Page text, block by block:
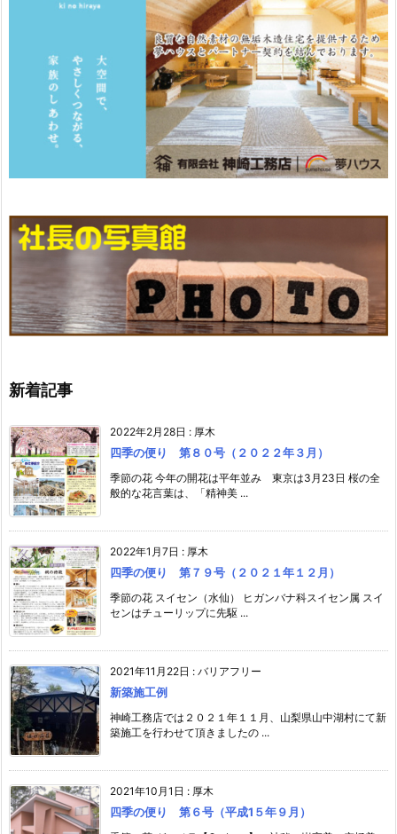
新着記事
2022年2月28日 : 厚木
四季の便り 第８０号（２０２２年３月）
季節の花 今年の開花は平年並み 東京は3月23日 桜の全
般的な花言葉は、「精神美 ...
2022年1月7日 : 厚木
四季の便り 第７９号（２０２１年１２月）
季節の花 スイセン（水仙） ヒガンバナ科スイセン属 スイ
センはチューリップに先駆 ...
2021年11月22日 : バリアフリー
新築施工例
神崎工務店では２０２１年１１月、山梨県山中湖村にて新
築施工を行わせて頂きましたの ...
2021年10月1日 : 厚木
四季の便り 第６号（平成1５年９月）